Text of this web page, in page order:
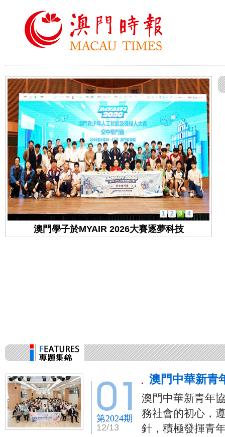
澳門學子於MYAIR 2026大賽逐夢科技
1 2 3 4
第2024期
12/13
澳門中華新青
澳門中華新青年
務社會的初心，
針，積極發揮青